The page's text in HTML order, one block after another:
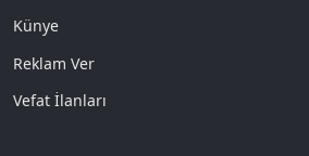
Künye
Reklam Ver
Vefat İlanları